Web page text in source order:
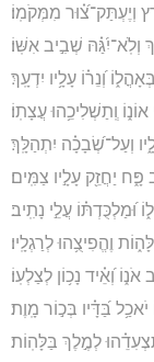
מִמְּקֹמֽוֹ׃
שְׁבִ֣יב אִשּֽׁוֹ׃
וְ֝נֵר֗וֹ עָלָ֥יו יִדְעָֽךְ׃
אוֹנ֑וֹ וְֽתַשְׁלִיכֵ֥הוּ עֲצָתֽוֹ׃
וְעַל־שְׂ֝בָכָ֗ה יִתְהַלָּֽךְ׃
יַחֲזֵ֖ק עָלָ֣יו צַמִּֽים׃
וּ֝מַלְכֻּדְתּ֗וֹ עֲלֵ֣י נָתִֽיב׃
וֶהֱפִיצֻ֥הוּ לְרַגְלָֽיו׃
אֹנ֑וֹ וְ֝אֵ֗יד נָכ֥וֹן לְצַלְעֽוֹ׃
יֹאכַ֥ל בַּ֝דָּ֗יו בְּכ֣וֹר מָֽוֶת׃
לְמֶ֣לֶךְ בַּלָּהֽוֹת׃